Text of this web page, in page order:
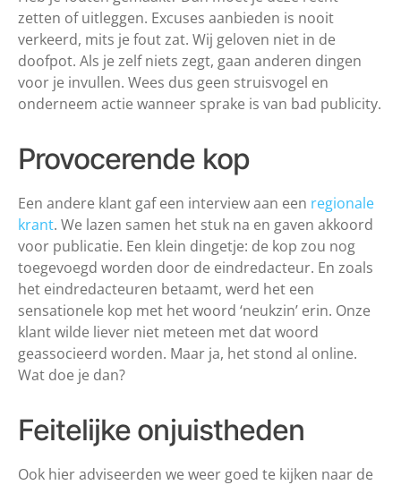
zetten of uitleggen. Excuses aanbieden is nooit
verkeerd, mits je fout zat. Wij geloven niet in de
doofpot. Als je zelf niets zegt, gaan anderen dingen
voor je invullen. Wees dus geen struisvogel en
onderneem actie wanneer sprake is van bad publicity.
Provocerende kop
Een andere klant gaf een interview aan een regionale
krant. We lazen samen het stuk na en gaven akkoord
voor publicatie. Een klein dingetje: de kop zou nog
toegevoegd worden door de eindredacteur. En zoals
het eindredacteuren betaamt, werd het een
sensationele kop met het woord ‘neukzin’ erin. Onze
klant wilde liever niet meteen met dat woord
geassocieerd worden. Maar ja, het stond al online.
Wat doe je dan?
Feitelijke onjuistheden
Ook hier adviseerden we weer goed te kijken naar de